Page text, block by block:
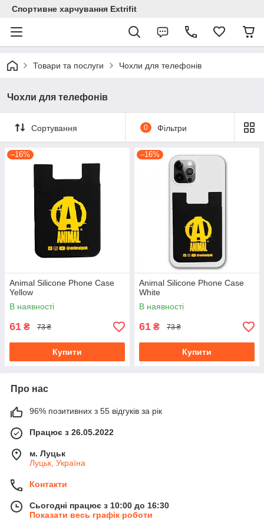
Спортивне харчування Extrifit
Товари та послуги Чохли для телефонів
Чохли для телефонів
Сортування 0 Фільтри
–16%
Animal Silicone Phone Case
Yellow
В наявності
61 ₴ 73 ₴
Купити
–16%
Animal Silicone Phone Case
White
В наявності
61 ₴ 73 ₴
Купити
Про нас
96% позитивних з 55 відгуків за рік
Працює з 26.05.2022
м. Луцьк
Луцьк, Україна
Контакти
Сьогодні працює з 10:00 до 16:30
Показати весь графік роботи